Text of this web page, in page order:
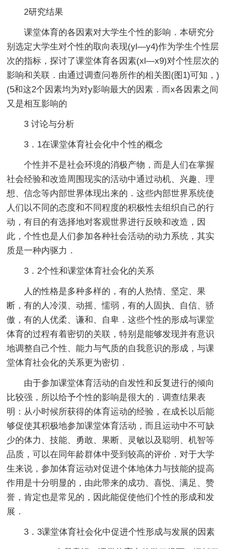
2研究结果
课堂体育的各因素对大学生个性的影响．本研究分
别选定大学生对个性的取向表现(yl—y4)作为学生个性层
次的指标，探讨了课堂体育各因素(xl—x9)对个性层次的
影响和关联．由通过调查问卷所作的相关图(图1)可知，)
(5和这2个因素均为对y影响最大的因素．而x各因素之间
又是相互影响的
3 讨论与分析
3．1在课堂体育社会化中个性的概念
个性并不是社会环境的消极产物，而是人们在掌握
社会经验和改造周围现实的活动中通过动机、兴趣、理
想、信念等内部世界体现出来的．这些内部世界系统使
人们以不同的态度和不同程度的积极性去组织自己的行
动，有目的有选择地对客观世界进行反映和改造，因
此，个性也是人们参加各种社会活动的动力系统，其实
质是一种内驱力．
3．2个性和课堂体育社会化的关系
人的性格是多种多样的，有的人热情、坚定、果
断，有的人冷漠、动摇、懦弱，有的人固执、自信、骄
傲，有的人优柔、谦和、自卑．这些个性的形成与课堂
体育的过程有着密切的关联，特别是能够发现并有意识
地调整自己个性、能力与气质的自我意识的形成，与课
堂体育社会化的关系更为密切．
由于参加课堂体育活动的自发性和反复进行的倾向
比较强，所以给予个性的影响是很大的．调查结果表
明：从小时候所获得的体育运动的经验，在成长以后能
够促使其积极地参加课堂体育活动，而且运动中不可缺
少的体力、技能、勇敢、果断、灵敏以及聪明、机智等
品质，可以在同年龄群体中受到较高的评价．对于大学
生来说，参加体育运动对促进个体地体力与技能的提高
作用是十分明显的，由此带来的成功、喜悦、满足、赞
誉，肯定也是常见的，因此能促使他们个性的形成和发
展．
3．3课堂体育社会化中促进个性形成与发展的因素